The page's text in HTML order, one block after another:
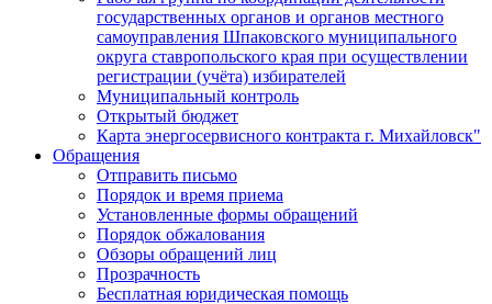
государственных органов и органов местного
самоуправления Шпаковского муниципального
округа ставропольского края при осуществлении
регистрации (учёта) избирателей
Муниципальный контроль
Открытый бюджет
Карта энергосервисного контракта г. Михайловск"
Обращения
Отправить письмо
Порядок и время приема
Установленные формы обращений
Порядок обжалования
Обзоры обращений лиц
Прозрачность
Бесплатная юридическая помощь